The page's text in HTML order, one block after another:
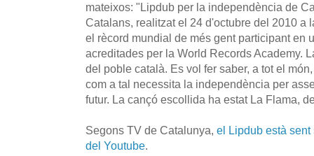
mateixos: "Lipdub per la independència de
Catalans, realitzat el 24 d'octubre del 2010 a
el rècord mundial de més gent participant en
acreditades per la World Records Academy.
del poble català. Es vol fer saber, a tot el
com a tal necessita la independència per
futur. La cançó escollida ha estat La Flama,
Segons TV de Catalunya, el Lipdub està
del Youtube.